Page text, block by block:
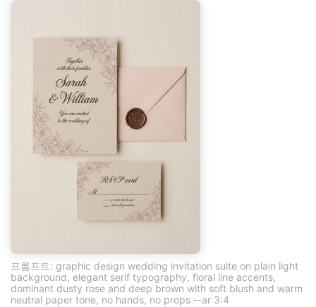
프롬프트: graphic design wedding invitation suite on plain light
background, elegant serif typography, floral line accents,
dominant dusty rose and deep brown with soft blush and warm
neutral paper tone, no hands, no props --ar 3:4